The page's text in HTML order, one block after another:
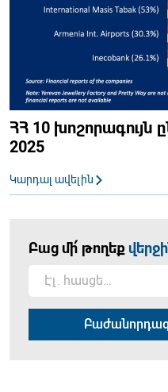
ՀՀ 10 խոշորագույն
2025
Կարդալ ավելին
Բաց մի՛ թողեք